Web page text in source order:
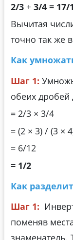
2/3 + 3/4 = 17/
Вычитая
точно так же
Как
Шаг 1:
обеих дробей
= 2/3 × 3/4
= (2 × 3) / (3 ×
= 6/12
= 1/2
Как
Шаг 1:
поменяв